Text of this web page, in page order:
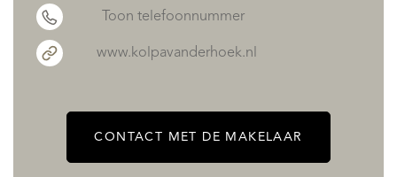
Toon telefoonnummer
www.kolpavanderhoek.nl
CONTACT MET DE MAKELAAR